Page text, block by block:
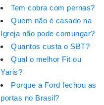
Tem cobra com pernas?
Quem não é casado na
Igreja não pode comungar?
Quantos custa o SBT?
Qual o melhor Fit ou
Yaris?
Porque a Ford fechou as
portas no Brasil?